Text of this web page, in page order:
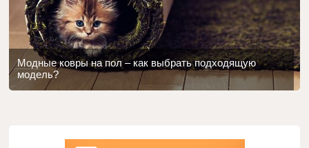
Модные ковры на пол – как выбрать подходящую
модель?